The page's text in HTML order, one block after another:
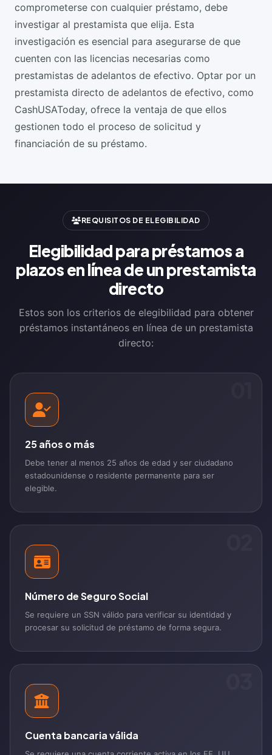
comprometerse con cualquier préstamo, debe
investigar al prestamista que elija. Esta
investigación es esencial para asegurarse de que
cuenten con las licencias necesarias como
prestamistas de adelantos de efectivo. Optar por un
prestamista directo de adelantos de efectivo, como
CashUSAToday, ofrece la ventaja de que ellos
gestionen todo el proceso de solicitud y
financiación de su préstamo.
REQUISITOS DE ELEGIBILIDAD
Elegibilidad para préstamos a
plazos en línea de un prestamista
directo
Estos son los criterios de elegibilidad para obtener
préstamos instantáneos en línea de un prestamista
directo:
25 años o más
Debe tener al menos 25 años de edad y ser ciudadano
estadounidense o residente permanente para ser
elegible.
Número de Seguro Social
Se requiere un SSN válido para verificar su identidad y
procesar su solicitud de préstamo de forma segura.
Cuenta bancaria válida